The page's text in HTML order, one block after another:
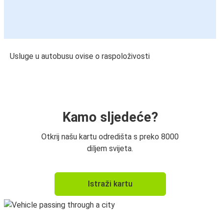
Usluge u autobusu ovise o raspoloživosti
Kamo sljedeće?
Otkrij našu kartu odredišta s preko 8000
diljem svijeta.
Istraži kartu